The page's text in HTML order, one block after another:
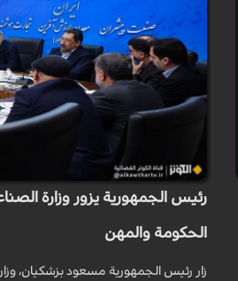
رئيس الجمهورية يزور وزارة
الحكومة والمهن
زار رئيس الجمهورية مسعود بزشكيان،